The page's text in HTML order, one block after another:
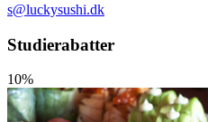
s@luckysushi.dk
Studierabatter
10%